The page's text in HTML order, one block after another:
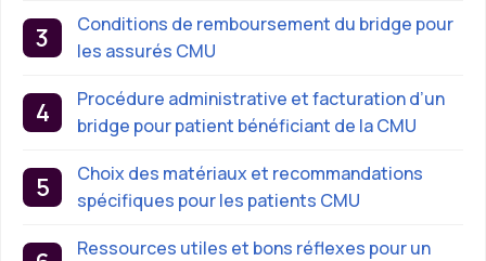
Conditions de remboursement du bridge pour
les assurés CMU
Procédure administrative et facturation d’un
bridge pour patient bénéficiant de la CMU
Choix des matériaux et recommandations
spécifiques pour les patients CMU
Ressources utiles et bons réflexes pour un